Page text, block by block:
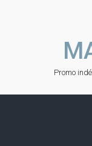
Promo